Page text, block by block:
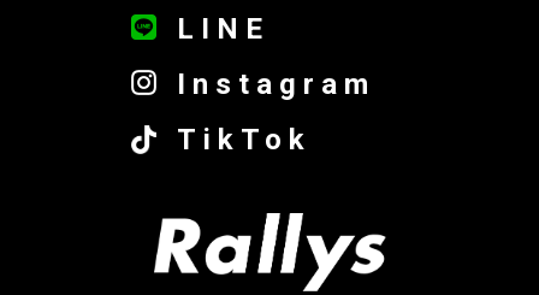
LINE
Instagram
TikTok